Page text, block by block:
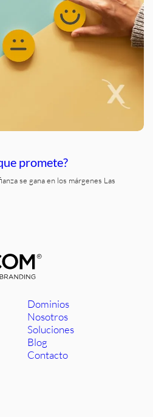
promete?
se gana en los márgenes Las
Dominios
Nosotros
Soluciones
Blog
Contacto